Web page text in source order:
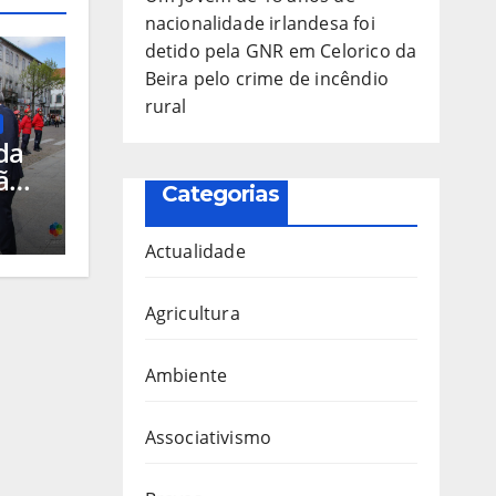
nacionalidade irlandesa foi
detido pela GNR em Celorico da
Beira pelo crime de incêndio
rural
Categorias
Actualidade
Agricultura
Ambiente
Associativismo